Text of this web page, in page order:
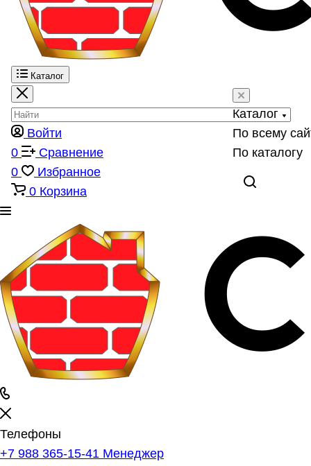
Каталог
Каталог
По всему
По каталогу
Войти
0
Сравнение
0
Избранное
0 Корзина
Телефоны
+7 988 365-15-41 Менеджер